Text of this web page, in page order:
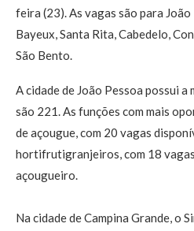
feira (23). As vagas são para João
Bayeux, Santa Rita, Cabedelo,
São Bento.
A cidade de João Pessoa possui
são 221. As funções com mais
de açougue, com 20 vagas
hortifrutigranjeiros, com 18
açougueiro.
Na cidade de Campina Grande, o